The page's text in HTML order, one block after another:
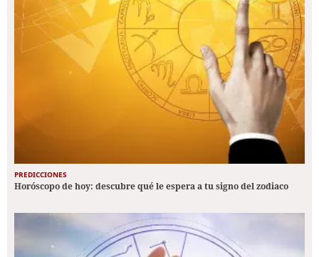
PREDICCIONES
Horóscopo de hoy: descubre qué le espera a tu signo del zodiaco